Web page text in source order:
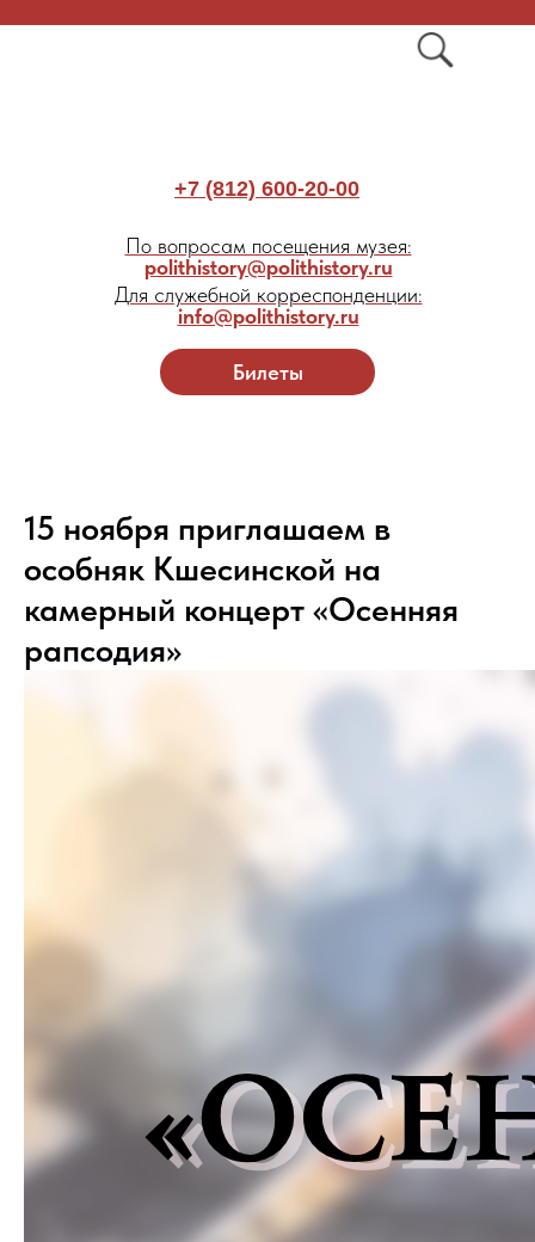
Билеты
+7 (812) 600-20-00
По вопросам посещения музея:
polithistory@polithistory.ru
Для служебной корреспонденции:
info@polithistory.ru
15 ноября приглашаем в
особняк Кшесинской на
камерный концерт «Осенняя
рапсодия»